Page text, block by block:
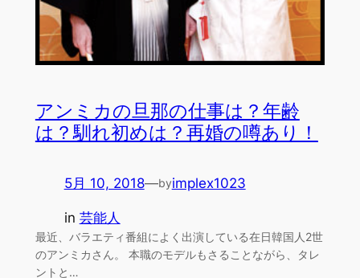
アンミカの旦那の仕事は？年齢
は？馴れ初めは？再婚の噂あり！
5月 10, 2018—byimplex1023
in 芸能人
最近、バラエティ番組によく出演している在日韓国人2世
のアンミカさん。 本職のモデルもさることながら、タレ
ントと…